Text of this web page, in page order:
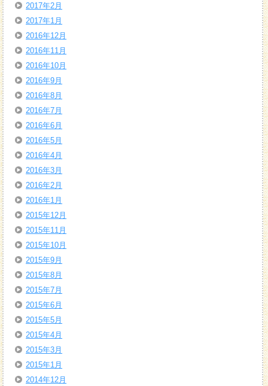
2017年2月
2017年1月
2016年12月
2016年11月
2016年10月
2016年9月
2016年8月
2016年7月
2016年6月
2016年5月
2016年4月
2016年3月
2016年2月
2016年1月
2015年12月
2015年11月
2015年10月
2015年9月
2015年8月
2015年7月
2015年6月
2015年5月
2015年4月
2015年3月
2015年1月
2014年12月